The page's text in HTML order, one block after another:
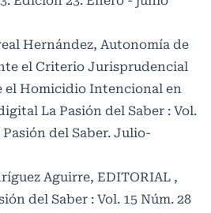
Hernández, Autonomía de
el Criterio Jurisprudencial
el Homicidio Intencional en
La Pasión del Saber : Vol.
Pasión del Saber. Julio-
Aguirre, EDITORIAL ,
del Saber : Vol. 15 Núm. 28